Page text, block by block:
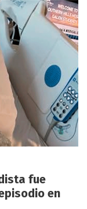
fue
en